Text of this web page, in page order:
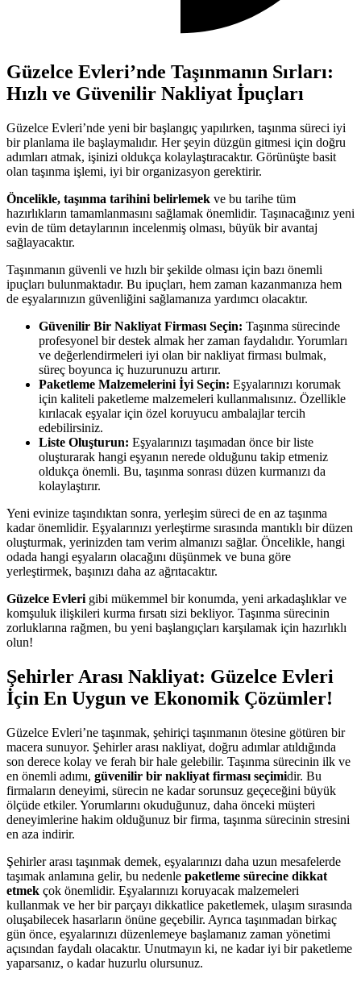
Güzelce Evleri’nde Taşınmanın Sırları:
Hızlı ve Güvenilir Nakliyat İpuçları
Güzelce Evleri’nde yeni bir başlangıç yapılırken, taşınma süreci iyi
bir planlama ile başlaymalıdır. Her şeyin düzgün gitmesi için doğru
adımları atmak, işinizi oldukça kolaylaştıracaktır. Görünüşte basit
olan taşınma işlemi, iyi bir organizasyon gerektirir.
Öncelikle, taşınma tarihini belirlemek ve bu tarihe tüm
hazırlıkların tamamlanmasını sağlamak önemlidir. Taşınacağınız yeni
evin de tüm detaylarının incelenmiş olması, büyük bir avantaj
sağlayacaktır.
Taşınmanın güvenli ve hızlı bir şekilde olması için bazı önemli
ipuçları bulunmaktadır. Bu ipuçları, hem zaman kazanmanıza hem
de eşyalarınızın güvenliğini sağlamanıza yardımcı olacaktır.
Güvenilir Bir Nakliyat Firması Seçin: Taşınma sürecinde
profesyonel bir destek almak her zaman faydalıdır. Yorumları
ve değerlendirmeleri iyi olan bir nakliyat firması bulmak,
süreç boyunca iç huzurunuzu artırır.
Paketleme Malzemelerini İyi Seçin: Eşyalarınızı korumak
için kaliteli paketleme malzemeleri kullanmalısınız. Özellikle
kırılacak eşyalar için özel koruyucu ambalajlar tercih
edebilirsiniz.
Liste Oluşturun: Eşyalarınızı taşımadan önce bir liste
oluşturarak hangi eşyanın nerede olduğunu takip etmeniz
oldukça önemli. Bu, taşınma sonrası düzen kurmanızı da
kolaylaştırır.
Yeni evinize taşındıktan sonra, yerleşim süreci de en az taşınma
kadar önemlidir. Eşyalarınızı yerleştirme sırasında mantıklı bir düzen
oluşturmak, yerinizden tam verim almanızı sağlar. Öncelikle, hangi
odada hangi eşyaların olacağını düşünmek ve buna göre
yerleştirmek, başınızı daha az ağrıtacaktır.
Güzelce Evleri gibi mükemmel bir konumda, yeni arkadaşlıklar ve
komşuluk ilişkileri kurma fırsatı sizi bekliyor. Taşınma sürecinin
zorluklarına rağmen, bu yeni başlangıçları karşılamak için hazırlıklı
olun!
Şehirler Arası Nakliyat: Güzelce Evleri
İçin En Uygun ve Ekonomik Çözümler!
Güzelce Evleri’ne taşınmak, şehiriçi taşınmanın ötesine götüren bir
macera sunuyor. Şehirler arası nakliyat, doğru adımlar atıldığında
son derece kolay ve ferah bir hale gelebilir. Taşınma sürecinin ilk ve
en önemli adımı, güvenilir bir nakliyat firması seçimidir. Bu
firmaların deneyimi, sürecin ne kadar sorunsuz geçeceğini büyük
ölçüde etkiler. Yorumlarını okuduğunuz, daha önceki müşteri
deneyimlerine hakim olduğunuz bir firma, taşınma sürecinin stresini
en aza indirir.
Şehirler arası taşınmak demek, eşyalarınızı daha uzun mesafelerde
taşımak anlamına gelir, bu nedenle paketleme sürecine dikkat
etmek çok önemlidir. Eşyalarınızı koruyacak malzemeleri
kullanmak ve her bir parçayı dikkatlice paketlemek, ulaşım sırasında
oluşabilecek hasarların önüne geçebilir. Ayrıca taşınmadan birkaç
gün önce, eşyalarınızı düzenlemeye başlamanız zaman yönetimi
açısından faydalı olacaktır. Unutmayın ki, ne kadar iyi bir paketleme
yaparsanız, o kadar huzurlu olursunuz.